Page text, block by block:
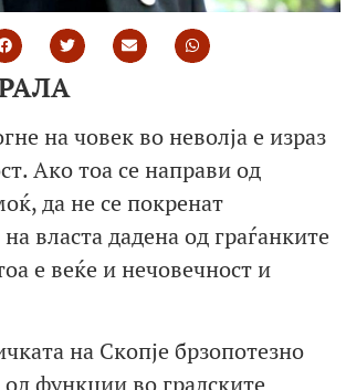
на човек во неволја е израз
Ако тоа се направи од
да не се покренат
власта дадена од граѓанките
е веќе и нечовечност и
на Скопје брзопотезно